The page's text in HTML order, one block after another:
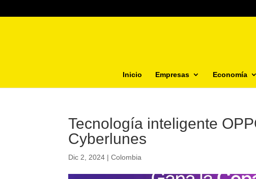
Inicio Empresas Economía
Tecnología inteligente
Cyberlunes
Dic 2, 2024 |Colombia